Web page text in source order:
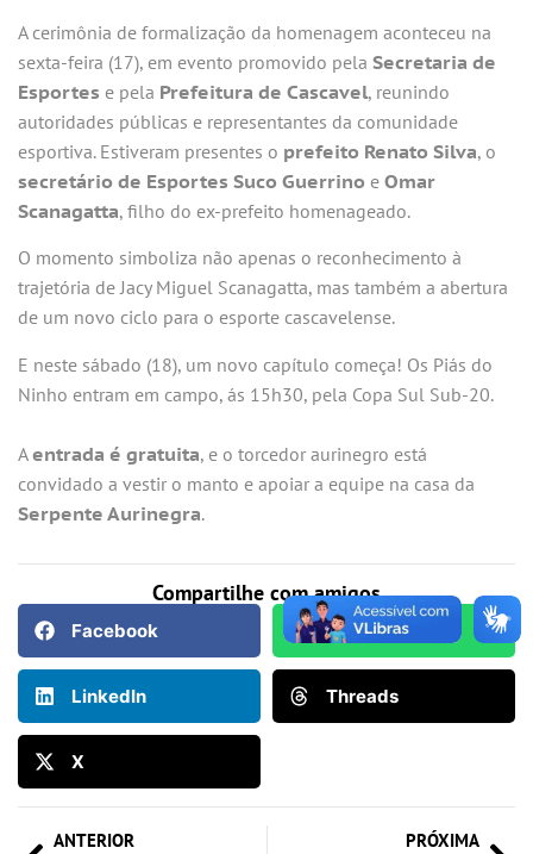
A cerimônia de formalização da homenagem aconteceu na
sexta-feira (17), em evento promovido pela Secretaria de
Esportes e pela Prefeitura de Cascavel, reunindo
autoridades públicas e representantes da comunidade
esportiva. Estiveram presentes o prefeito Renato Silva, o
secretário de Esportes Suco Guerrino e Omar
Scanagatta, filho do ex-prefeito homenageado.
O momento simboliza não apenas o reconhecimento à
trajetória de Jacy Miguel Scanagatta, mas também a abertura
de um novo ciclo para o esporte cascavelense.
E neste sábado (18), um novo capítulo começa! Os Piás do
Ninho entram em campo, ás 15h30, pela Copa Sul Sub-20.
Aentrada é gratuita, e o torcedor aurinegro está
convidado a vestir o manto e apoiar a equipe na casa da
Serpente Aurinegra.
Compartilhe com amigos
Facebook WhatsApp
LinkedIn Threads
X
ANTERIOR PRÓXIMA